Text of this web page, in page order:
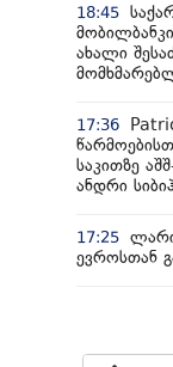
18:45
ახალი
17:36
საკითზე
ანდრი
17:25
ევროსთან